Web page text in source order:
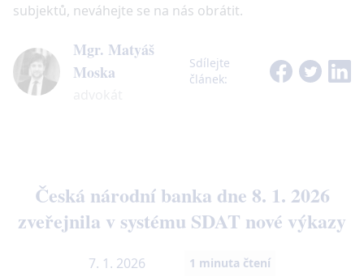
subjektů, neváhejte se na nás obrátit.
Mgr. Matyáš
Moska
Sdílejte
článek:
7. 1. 2026 1 minuta čtení
Česká národní banka dne 8. 1. 2026
zveřejnila v systému SDAT nové výkazy